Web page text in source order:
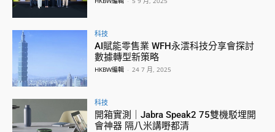
科技
AI賦能零售業 WFH永澐科技分享會探討
數據轉型新策略
HKBW編輯 - 24 7 月, 2025
科技
開箱實測｜Jabra Speak2 75雙機駁埋開
會神器 隔八米講嘢都清